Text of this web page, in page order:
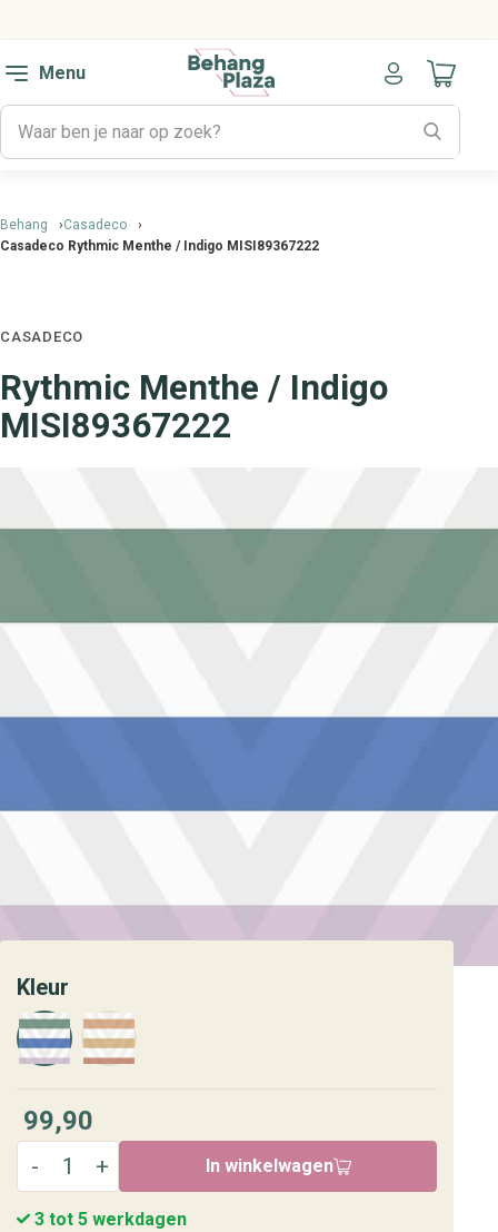
Menu
Naar
Behang
Casadeco
Casadeco Rythmic Menthe / Indigo MISI89367222
CASADECO
Rythmic Menthe / Indigo
MISI89367222
Kleur
99,90
In winkelwagen
3 tot 5 werkdagen